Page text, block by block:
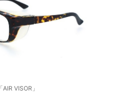
「AIR VISOR」